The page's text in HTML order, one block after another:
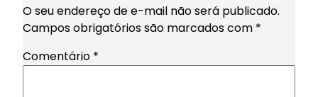
O seu endereço de e-mail não será publicado.
Campos obrigatórios são marcados com *
Comentário *